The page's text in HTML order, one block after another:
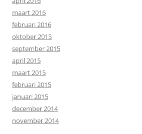
maart 2016
februari 2016
oktober 2015
september 2015
april 2015
maart 2015
februari 2015
januari 2015
december 2014
november 2014